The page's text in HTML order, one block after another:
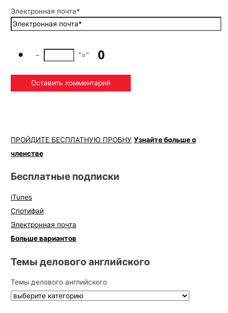
Электронная почта*
− "="
ПРОЙДИТЕ БЕСПЛАТНУЮ ПРОБНУ Узнайте больше о
членстве
Бесплатные подписки
iTunes
Спотифай
Электронная почта
Больше вариантов
Темы делового английского
Темы делового английского